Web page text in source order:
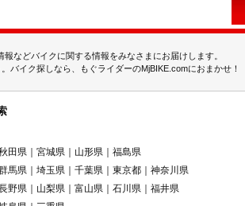
などバイクに関する情報をみなさまにお届けします。
バイク探しなら、もぐライダーのMjBIKE.comにおまかせ！
田県｜宮城県｜山形県｜福島県
馬県｜埼玉県｜千葉県｜東京都｜神奈川県
長野県｜山梨県｜富山県｜石川県｜福井県